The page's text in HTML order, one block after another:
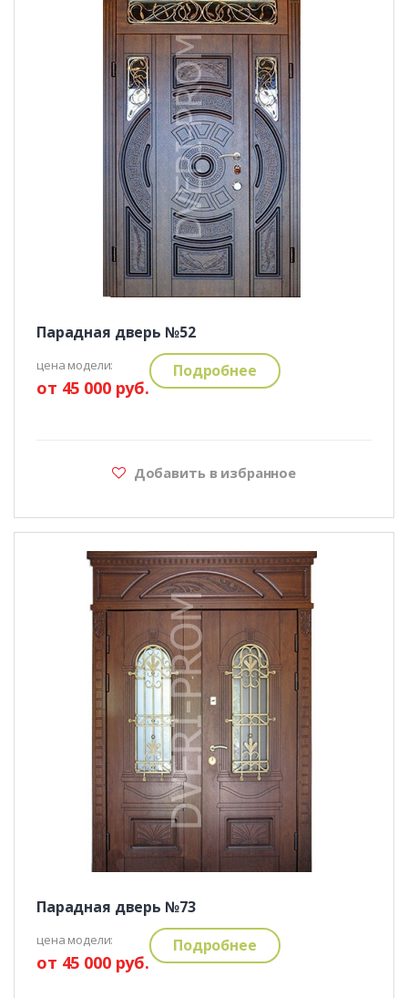
Парадная дверь №52
цена модели:
от 45 000 руб.
Подробнее
Добавить в избранное
Парадная дверь №73
цена модели:
от 45 000 руб.
Подробнее